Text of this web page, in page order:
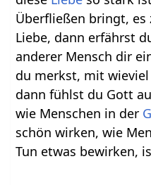
Überfließen bringt,
Liebe, dann erfährst
anderer Mensch dir
du merkst, mit
dann fühlst du Gott
wie Menschen in der
schön wirken, wie
Tun etwas bewirken,